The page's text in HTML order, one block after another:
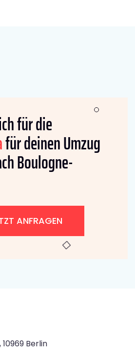
für die
für deinen Umzug
Boulogne-
ANFRAGEN
Berlin